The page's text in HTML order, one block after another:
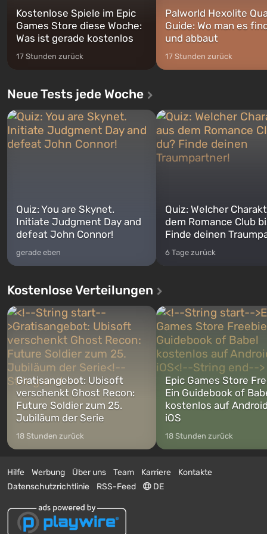
Kostenlose Spiele im Epic
Games Store diese Woche:
Was ist gerade kostenlos
17 Stunden zurück
Palworld Hexolite
Guide: Wo man es
und abbaut
17 Stunden zurück
Neue Tests jede Woche
Quiz: You are Skynet.
Initiate Judgment Day and
defeat John Connor!
gerade eben
Quiz: Welcher
dem Romance Club
Finde deinen
6 Tage zurück
Kostenlose Verteilungen
Gratisangebot: Ubisoft
verschenkt Ghost Recon:
Future Soldier zum 25.
Jubiläum der Serie
18 Stunden zurück
Epic Games Store
Ein Guidebook of
kostenlos auf
iOS
18 Stunden zurück
Hilfe Werbung Über uns Team Karriere
Kontakte
Datenschutzrichtlinie
RSS-Feed DE